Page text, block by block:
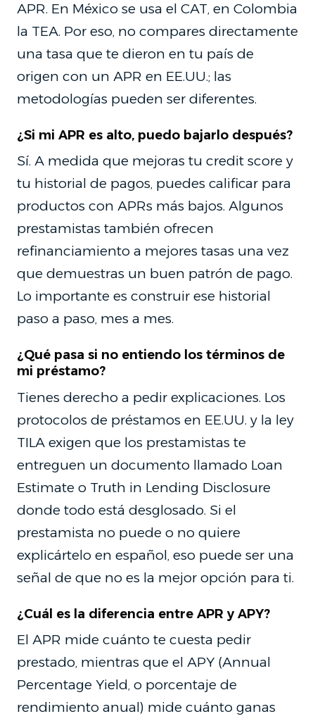
APR. En México se usa el CAT, en Colombia
la TEA. Por eso, no compares directamente
una tasa que te dieron en tu país de
origen con un APR en EE.UU.; las
metodologías pueden ser diferentes.
¿Si mi APR es alto, puedo bajarlo después?
Sí. A medida que mejoras tu credit score y
tu historial de pagos, puedes calificar para
productos con APRs más bajos. Algunos
prestamistas también ofrecen
refinanciamiento a mejores tasas una vez
que demuestras un buen patrón de pago.
Lo importante es construir ese historial
paso a paso, mes a mes.
¿Qué pasa si no entiendo los términos de
mi préstamo?
Tienes derecho a pedir explicaciones. Los
protocolos de préstamos en EE.UU. y la ley
TILA exigen que los prestamistas te
entreguen un documento llamado Loan
Estimate o Truth in Lending Disclosure
donde todo está desglosado. Si el
prestamista no puede o no quiere
explicártelo en español, eso puede ser una
señal de que no es la mejor opción para ti.
¿Cuál es la diferencia entre APR y APY?
El APR mide cuánto te cuesta pedir
prestado, mientras que el APY (Annual
Percentage Yield, o porcentaje de
rendimiento anual) mide cuánto ganas